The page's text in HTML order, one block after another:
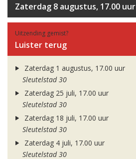
Zaterdag 8 augustus, 17.00 uur
Uitzending gemist?
Luister terug
Zaterdag 1 augustus, 17.00 uur
Sleutelstad 30
Zaterdag 25 juli, 17.00 uur
Sleutelstad 30
Zaterdag 18 juli, 17.00 uur
Sleutelstad 30
Zaterdag 4 juli, 17.00 uur
Sleutelstad 30